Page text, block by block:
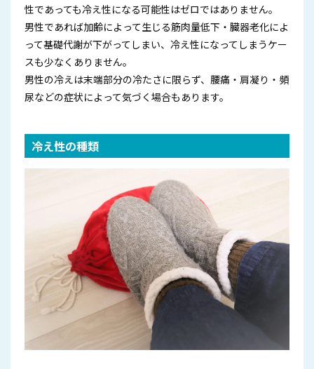
性であっても冷え性になる可能性はゼロではありません。
男性であれば加齢によって生じる筋肉量低下・臓器老化によ
って基礎代謝が下がってしまい、冷え性になってしまうケー
スも少なくありません。
男性の冷えは末端部分の冷たさに限らず、腰痛・肩凝り・頻
尿などの症状によって気づく場合もあります。
冷え性の種類